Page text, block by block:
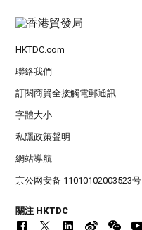
HKTDC.com
聯絡我們
訂閱商貿全接觸電郵通訊
字體大小
私隱政策聲明
網站導航
京公网安备 11010102003523号
關注 HKTDC